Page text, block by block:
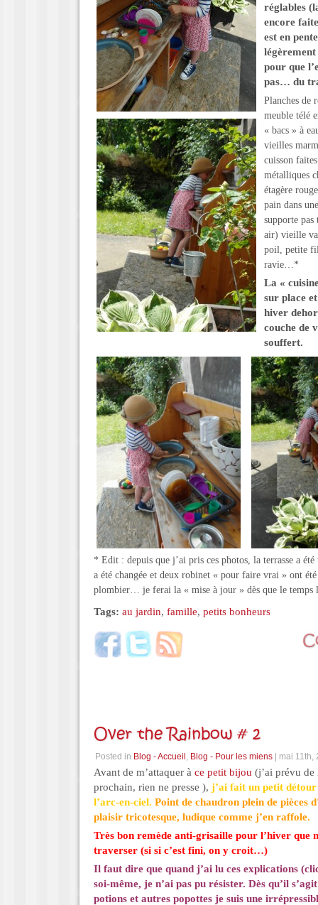
réglables
encore
est en
pour que
pas… du
Planches de
meuble télé
« bacs » à
vieilles
cuisson
métalliques
étagère
pain dans
supporte
air) vieille
poil, petite
ravie…*
La «
sur place
hiver
couche de
souffert.
* Edit : depuis que j’ai pris ces photos, la terrasse a été
a été changée et deux robinet « pour faire vrai » ont
plombier… je ferai la « mise à jour » dès que le temps
Tags: au jardin, famille, petits bonheurs
Over the Rainbow # 2
Posted in Blog - Accueil , Blog - Pour les miens | mai 11th,
Avant de m’attaquer à ce petit bijou (j’ai prévu
prochain, rien ne presse ), j’ai fait un petit
l’arc-en-ciel. Point de chaudron plein de pièces
plaisir tricotesque, ludique comme j’en raffole.
Très bon remède anti-grisaille pour l’hiver que
traverser (si si c’est fini, on y croit…)
Il faut dire que quand j’ai lu ces explications
soi-même, je n’ai pas pu résister. Dès qu’il
potions et autres popottes je suis une